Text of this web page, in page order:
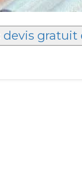
devis gratuit